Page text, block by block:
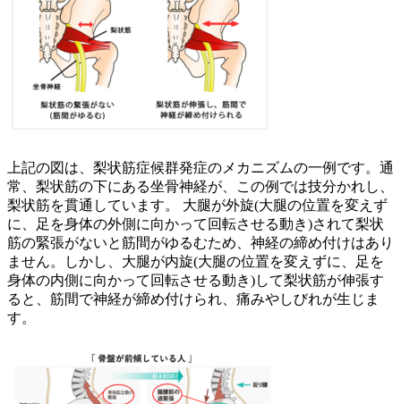
上記の図は、梨状筋症候群発症のメカニズムの一例です。通
常、梨状筋の下にある坐骨神経が、この例では技分かれし、
梨状筋を貫通しています。 大腿が外旋(大腿の位置を変えず
に、足を身体の外側に向かって回転させる動き)されて梨状
筋の緊張がないと筋間がゆるむため、神経の締め付けはあり
ません。しかし、大腿が内旋(大腿の位置を変えずに、足を
身体の内側に向かって回転させる動き)して梨状筋が伸張す
ると、筋間で神経が締め付けられ、痛みやしびれが生じま
す。